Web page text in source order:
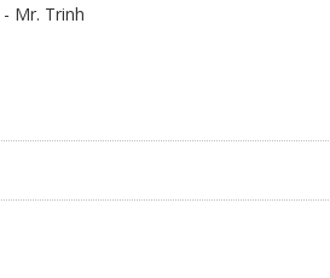
- Mr. Trinh